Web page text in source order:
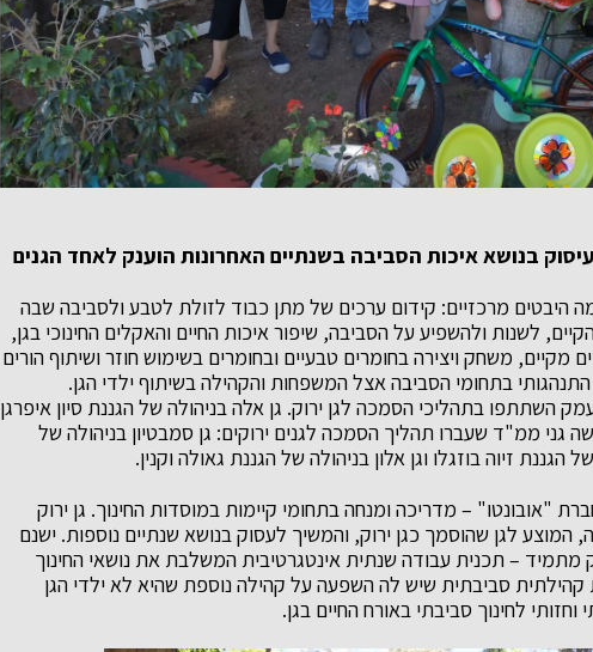
בנושא איכות הסביבה בשנתיים האחרונות הוענק לאחד הגנים
כמה היבטים מרכזיים: קידום ערכים של מתן כבוד לזולת לטבע ולסביבה שבה
לשנות ולהשפיע על הסביבה, שיפור איכות החיים והאקלים החינוכי בגן,
מקיים, משחק ויצירה בחומרים טבעיים ובחומרים בשימוש חוזר ושיתוף הורים
בתחומי הסביבה אצל המשפחות והקהילה בשיתוף ילדי הגן.
השתתפו בתהליכי הסמכה לגן ירוק. גן אלה בניהולה של הגננת סיון איפרגן
גני ממ"ד שעברו תהליך הסמכה לגנים ירוקים: גן סמבטיון בניהולה של
הגננת זיוה בוזגלו וגן אלון בניהולה של הגננת גאולה וקנין.
"אובונטו" – מדריכה ומנחה בתחומי קיימות במוסדות החינוך. גן ירוק
לגן שהוסמך כגן ירוק, והמשיך לעסוק בנושא שנתיים נוספות. ישנם
מתמיד – תכנית עבודה שנתית אינטגרטיבית המשלבת את נושאי החינוך
פעילות קהילתית סביבתית שיש לה השפעה על קהילה נוספת שהיא לא ילדי הגן
וחזותי לחינוך סביבתי באורח החיים בגן.